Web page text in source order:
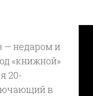
— недаром и
«книжной»
20-
в